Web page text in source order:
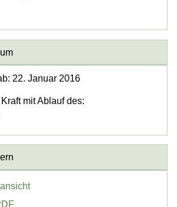
22. Januar 2016
mit Ablauf des: